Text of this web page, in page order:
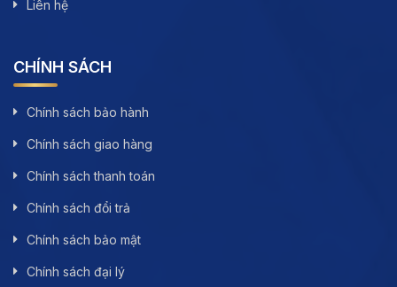
Liên hệ
CHÍNH SÁCH
Chính sách bảo hành
Chính sách giao hàng
Chính sách thanh toán
Chính sách đổi trả
Chính sách bảo mật
Chính sách đại lý